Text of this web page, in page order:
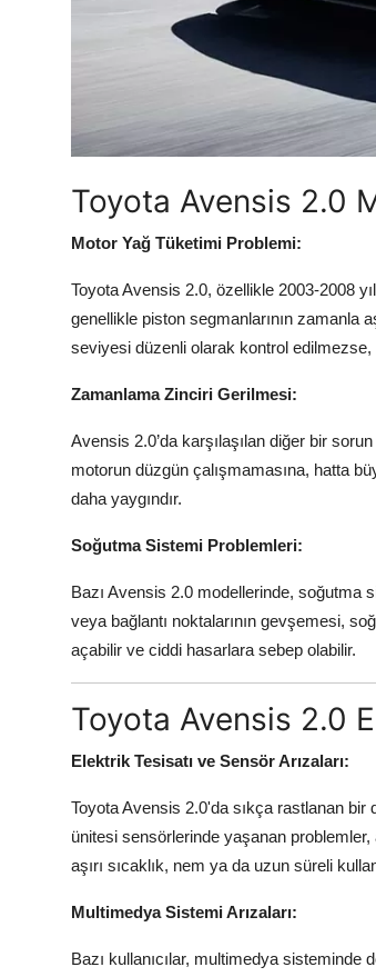
Toyota Avensis 2.0
Motor Yağ Tüketimi Problemi:
Toyota Avensis 2.0, özellikle 2003-2008
genellikle piston segmanlarının zamanla
seviyesi düzenli olarak kontrol
Zamanlama Zinciri Gerilmesi:
Avensis 2.0’da karşılaşılan diğer bir
motorun düzgün çalışmamasına, hatta
daha yaygındır.
Soğutma Sistemi Problemleri:
Bazı Avensis 2.0 modellerinde, soğutma
veya bağlantı noktalarının gevşemesi,
açabilir ve ciddi hasarlara sebep olabilir.
Toyota Avensis 2.0
Elektrik Tesisatı ve Sensör Arızaları:
Toyota Avensis 2.0'da sıkça rastlanan bir
ünitesi sensörlerinde yaşanan
aşırı sıcaklık, nem ya da uzun süreli
Multimedya Sistemi Arızaları:
Bazı kullanıcılar, multimedya sisteminde